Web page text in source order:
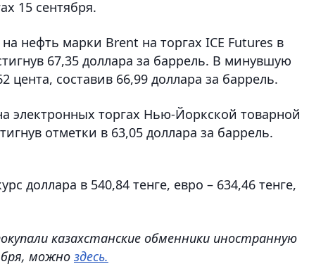
15 сентября.
нефть марки Brent на торгах ICE Futures в
67,35 доллара за баррель. В минувшую
цента, составив 66,99 доллара за баррель.
электронных торгах Нью-Йоркской товарной
отметки в 63,05 доллара за баррель.
доллара в 540,84 тенге, евро – 634,46 тенге,
казахстанские обменники иностранную
можно здесь.